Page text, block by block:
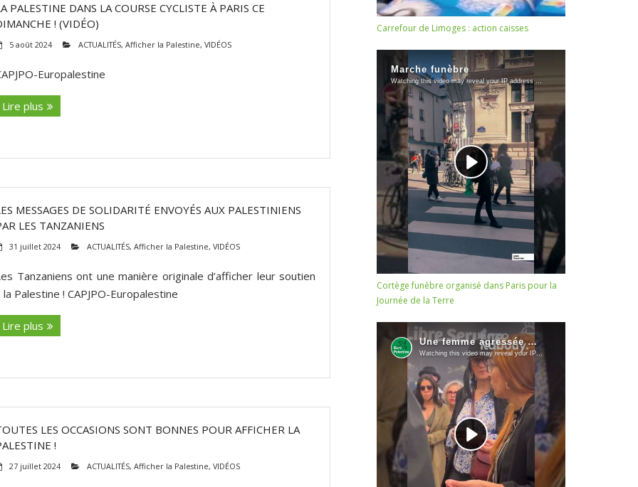
PALESTINE DANS LA COURSE CYCLISTE À PARIS CE
! (VIDÉO)
5 août 2024 ACTUALITÉS,Afficher la Palestine,VIDÉOS
Europalestine
Lire plus
MESSAGES DE SOLIDARITÉ ENVOYÉS AUX PALESTINIENS
LES TANZANIENS
31 juillet 2024 ACTUALITÉS,Afficher la Palestine,VIDÉOS
Tanzaniens ont une manière originale d’afficher leur soutien
la Palestine ! CAPJPO-Europalestine
Lire plus
LES OCCASIONS SONT BONNES POUR AFFICHER LA
!
27 juillet 2024 ACTUALITÉS,Afficher la Palestine,VIDÉOS
Carrefour de Limoges : action caisses
Cortège funèbre organisé dans Paris pour la
Journée de la Terre